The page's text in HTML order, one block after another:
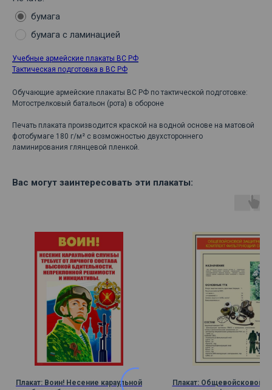
бумага
бумага с ламинацией
Учебные армейские плакаты ВС РФ
Тактическая подготовка в ВС РФ
Обучающие армейские плакаты ВС РФ по тактической подготовке:
Мотострелковый батальон (рота) в обороне
Печать плаката производится краской на водной основе на матовой
фотобумаге 180 г/м² с возможностью двухстороннего
ламинирования глянцевой пленкой.
Вас могут заинтересовать эти плакаты:
Плакат: Воин! Несение караульной
Плакат: Общевойсковой